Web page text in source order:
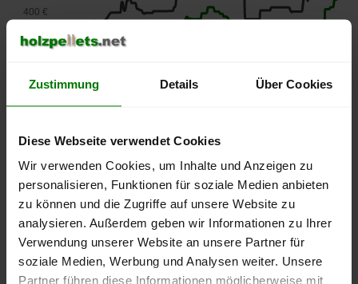
Zustimmung Details Über Cookies
Diese Webseite verwendet Cookies
Wir verwenden Cookies, um Inhalte und Anzeigen zu
personalisieren, Funktionen für soziale Medien anbieten
zu können und die Zugriffe auf unsere Website zu
analysieren. Außerdem geben wir Informationen zu Ihrer
Verwendung unserer Website an unsere Partner für
soziale Medien, Werbung und Analysen weiter. Unsere
Partner führen diese Informationen möglicherweise mit
2025
2026
2026
250 €
400 €
Die aktuelle Preisentwicklung für Holzpellets in Deutschland
können Sie jederzeit auf unsererPelletspreise -Seite
nachvollziehen.